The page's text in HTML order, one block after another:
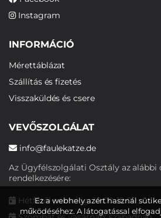
Instagram
INFORMÁCIÓ
Mérettáblázat
Szállítás és fizetés
Visszaküldés és csere
VEVŐSZOLGÁLAT
info@faulekatze.de
Az Ügyfélszolgálati Osztály az alábbi
rendelkezésére:
Hétfőtől péntekig: 10:00-19:00
Ez a webhely azért használ
működéséhez. A látogatással